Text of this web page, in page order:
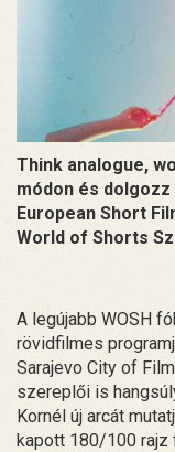
Think analogue,
módon és
European Short
World of Shorts
A legújabb WOSH
rövidfilmes
Sarajevo City of
szereplői is
Kornél új arcát
kapott 180/100 rajz